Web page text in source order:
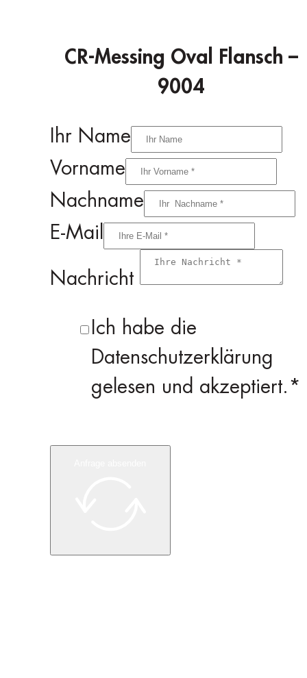
CR-Messing Oval Flansch –
9004
Ihr Name
Vorname
Nachname
E-Mail
Nachricht
Ich habe die
Datenschutzerklärung
gelesen und akzeptiert.*